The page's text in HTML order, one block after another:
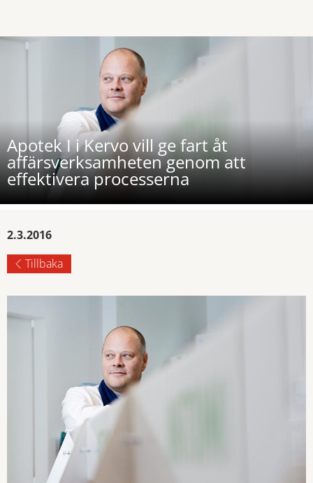
Apotek I i Kervo vill ge fart åt
affärsverksamheten genom att
effektivera processerna
2.3.2016
Tillbaka